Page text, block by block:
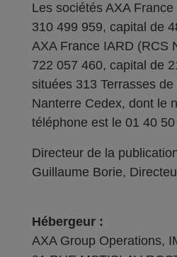
Les sociétés AXA
310 499 959, capital de
AXA France IARD (RCS
722 057 460, capital de
situées 313 Terrasses de
Nanterre Cedex, dont le
téléphone est le 01 40
Directeur de la
Guillaume Borie,
Hébergeur :
AXA Group Operations,